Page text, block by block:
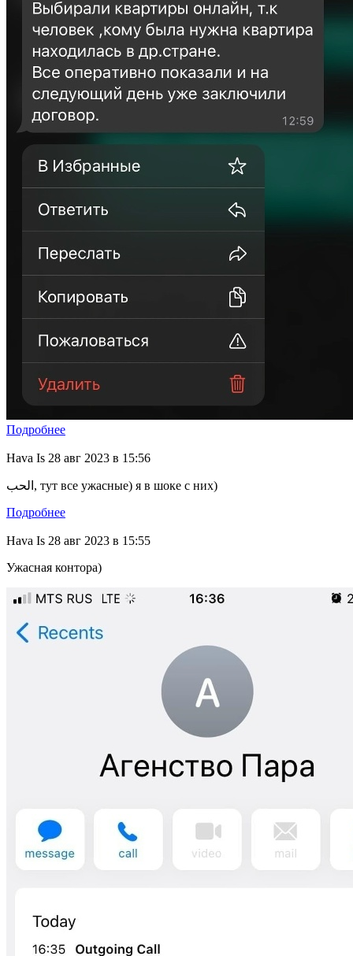
Подробнее
Hava Is 28 авг 2023 в 15:56
الحب, тут все ужасные) я в шоке с них)
Подробнее
Hava Is 28 авг 2023 в 15:55
Ужасная контора)